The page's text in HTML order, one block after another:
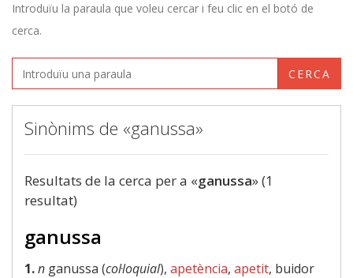
Introduïu la paraula que voleu cercar i feu clic en el botó de
cerca.
CERCA
Sinònims de «ganussa»
Resultats de la cerca per a «ganussa» (1
resultat)
ganussa
1.n ganussa (col·loquial), apetència, apetit, buidor